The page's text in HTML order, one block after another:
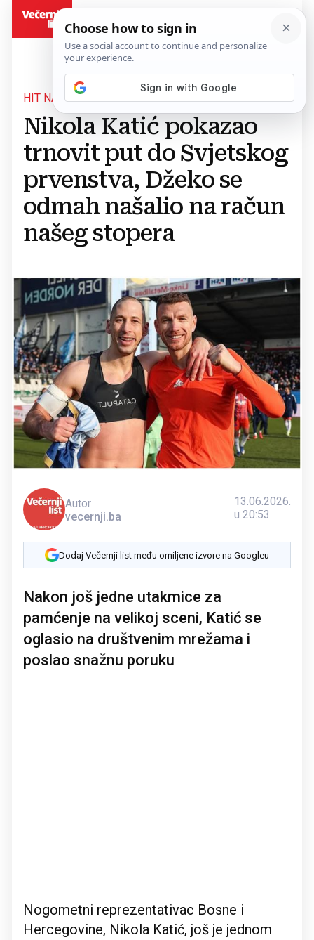
HIT NA DRUŠTVENIM MREŽAMA
Nikola Katić pokazao
trnovit put do Svjetskog
prvenstva, Džeko se
odmah našalio na račun
našeg stopera
Autor
vecernji.ba
13.06.2026.
u 20:53
Dodaj Večernji list među omiljene izvore na Googleu
Nakon još jedne utakmice za
pamćenje na velikoj sceni, Katić se
oglasio na društvenim mrežama i
poslao snažnu poruku
Nogometni reprezentativac Bosne i
Hercegovine, Nikola Katić, još je jednom